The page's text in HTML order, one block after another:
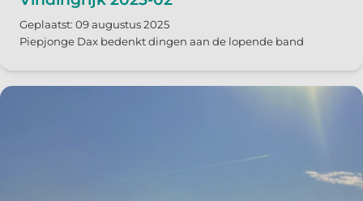
Geplaatst: 09 augustus 2025
Piepjonge Dax bedenkt dingen aan de lopende band